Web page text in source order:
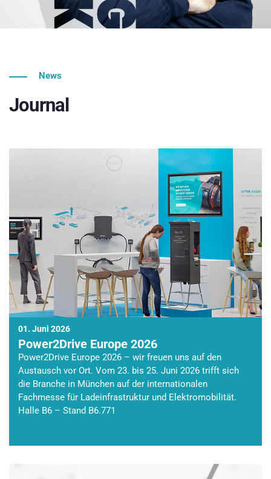
News
Journal
01. Juni 2026
Power2Drive Europe 2026
Power2Drive Europe 2026 – wir freuen uns auf den
Austausch vor Ort. Vom 23. bis 25. Juni 2026 trifft sich
die Branche in München auf der internationalen
Fachmesse für Ladeinfrastruktur und Elektromobilität.
Halle B6 – Stand B6.771